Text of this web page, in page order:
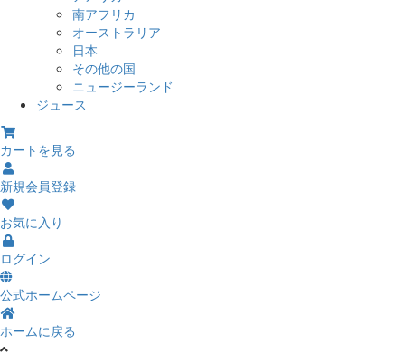
南アフリカ
オーストラリア
日本
その他の国
ニュージーランド
ジュース
カートを見る
新規会員登録
お気に入り
ログイン
公式ホームページ
ホームに戻る